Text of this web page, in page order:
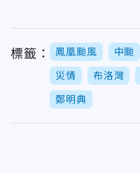
標籤： 鳳凰颱風 中颱
災情 布洛灣
鄭明典